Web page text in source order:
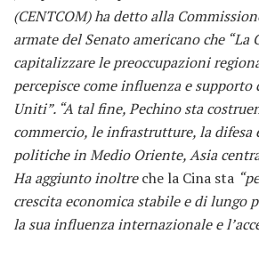
(CENTCOM) ha detto alla
armate del Senato americano che “La
capitalizzare le preoccupazioni
percepisce come influenza e
Uniti”. “A tal fine, Pechino sta
commercio, le infrastrutture, la difesa
politiche in Medio Oriente, Asia
Ha aggiunto inoltreche la Cina sta
crescita economica stabile e di lungo
la sua influenza internazionale e